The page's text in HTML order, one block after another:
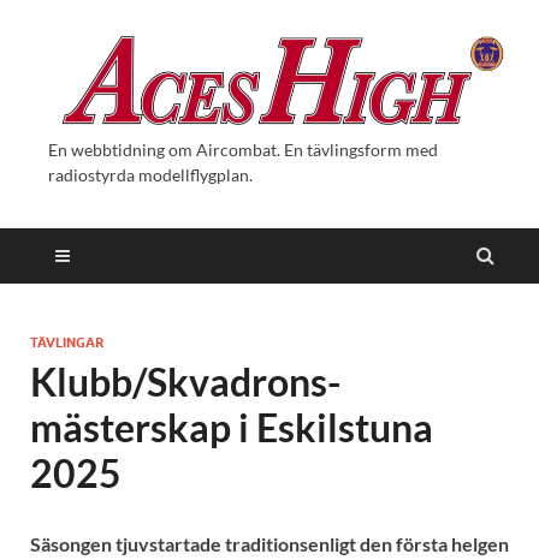
En webbtidning om Aircombat. En tävlingsform med
radiostyrda modellflygplan.
TÄVLINGAR
Klubb/Skvadrons-
mästerskap i Eskilstuna
2025
Säsongen tjuvstartade traditionsenligt den första helgen